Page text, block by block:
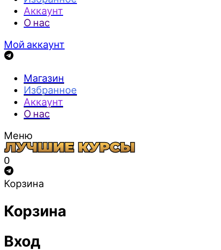
Аккаунт
О нас
Мой аккаунт
Магазин
Избранное
Аккаунт
О нас
Меню
0
Корзина
Корзина
Вход